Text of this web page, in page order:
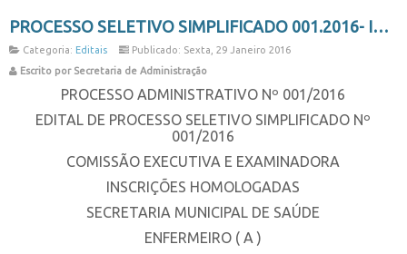
PROCESSO SELETIVO SIMPLIFICADO 001.2016- INSCRIÇÕES HOMOLOGADAS
Categoria: Editais
Publicado: Sexta, 29 Janeiro 2016
Escrito por Secretaria de Administração
PROCESSO ADMINISTRATIVO Nº 001/2016
EDITAL DE PROCESSO SELETIVO SIMPLIFICADO Nº
001/2016
COMISSÃO EXECUTIVA E EXAMINADORA
INSCRIÇÕES HOMOLOGADAS
SECRETARIA MUNICIPAL DE SAÚDE
ENFERMEIRO ( A )